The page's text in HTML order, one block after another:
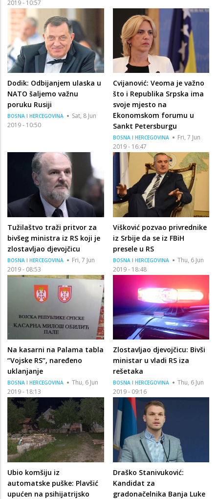
2019 - 10:57
Dodik: Odbijanjem ulaska u
NATO šaljemo važnu
poruku Rusiji
BOSNA I HERCEGOVINA
Sat, 8 Jun
2019 - 10:50
Cvijanović: Veoma je važno
što i Republika Srpska ima
svoje mjesto na
Ekonomskom forumu u
Sankt Petersburgu
BOSNA I HERCEGOVINA
Fri, 7 Jun
2019 - 16:47
Tužilaštvo traži pritvor za
bivšeg ministra iz RS koji je
zlostavljao djevojčicu
BOSNA I HERCEGOVINA
Fri, 7 Jun
2019 - 08:53
Višković pozvao privrednike
iz Srbije da se iz FBiH
presele u RS
BOSNA I HERCEGOVINA
Thu, 6 Jun
2019 - 18:48
Na kasarni na Palama tabla
“Vojske RS”, naređeno
uklanjanje
BOSNA I HERCEGOVINA
Thu, 6 Jun
2019 - 18:13
Zlostavljao djevojčicu: Bivši
ministar u vladi RS iza
rešetaka
BOSNA I HERCEGOVINA
Thu, 6 Jun
2019 - 09:16
Ubio komšiju iz
automatske puške: Plavšić
upućen na psihijatrijsko
Draško Stanivuković:
Kandidat za
gradonačelnika Banja Luke